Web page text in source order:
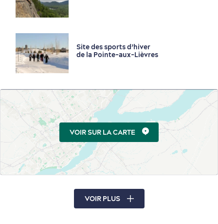
Randonnée pédestre
Restaurants
Services de guides touristiques
Services de photographie
Sites patrimoniaux
Sites historiques
Sites religieux
Ski alpin et planche à neige
Ski de fond et raquette
Site des sports d’hiver
de la Pointe-aux-Lièvres
VOIR SUR LA CARTE
VOIR PLUS